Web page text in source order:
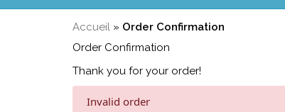
Accueil » Order Confirmation
Order Confirmation
Thank you for your order!
Invalid order